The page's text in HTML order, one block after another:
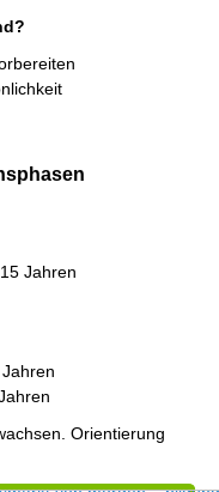
15 Jahren
Jahren
Orientierung